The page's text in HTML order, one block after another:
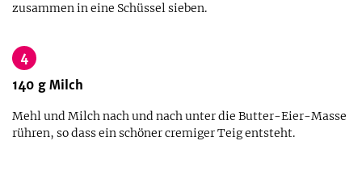
zusammen in eine Schüssel sieben.
4
140 g Milch
Mehl und Milch nach und nach unter die Butter-Eier-Masse
rühren, so dass ein schöner cremiger Teig entsteht.